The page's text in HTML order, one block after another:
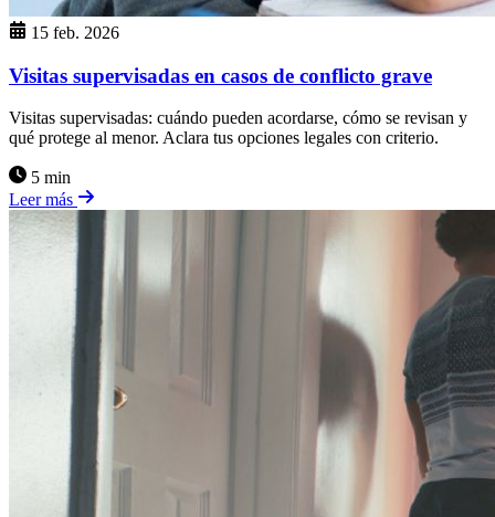
15 feb. 2026
Visitas supervisadas en casos de conflicto grave
Visitas supervisadas: cuándo pueden acordarse, cómo se revisan y
qué protege al menor. Aclara tus opciones legales con criterio.
5 min
Leer más